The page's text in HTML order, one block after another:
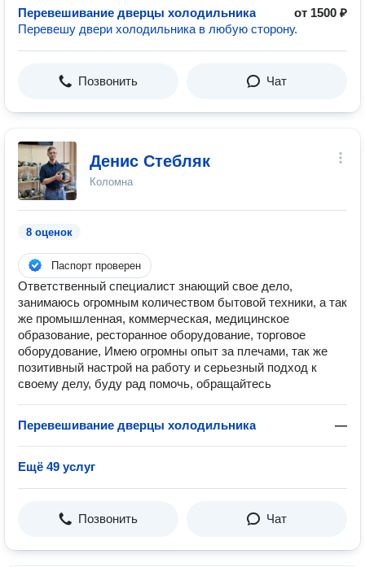
Перевешивание дверцы холодильника
от 1500 ₽
Перевешу двери холодильника в любую сторону.
Позвонить Чат
Денис Стебляк
Коломна
8 оценок
Паспорт проверен
Ответственный специалист знающий свое дело,
занимаюсь огромным количеством бытовой техники, а так
же промышленная, коммерческая, медицинское
образование, ресторанное оборудование, торговое
оборудование, Имею огромны опыт за плечами, так же
позитивный настрой на работу и серьезный подход к
своему делу, буду рад помочь, обращайтесь
Перевешивание дверцы холодильника —
Ещё 49 услуг
Позвонить Чат